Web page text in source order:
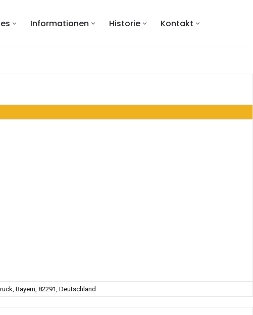
Informationen Historie Kontakt
Bayern, 82291, Deutschland